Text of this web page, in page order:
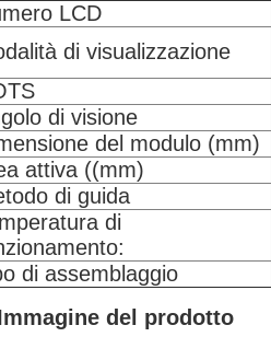
LCD
di visualizzazione
di visione
del modulo (mm)
attiva ((mm)
di guida
di
di assemblaggio
del prodotto